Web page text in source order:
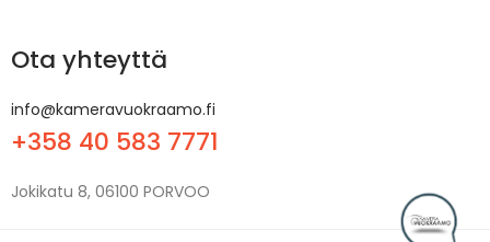
Ota yhteyttä
info@kameravuokraamo.fi
+358 40 583 7771
Jokikatu 8, 06100 PORVOO